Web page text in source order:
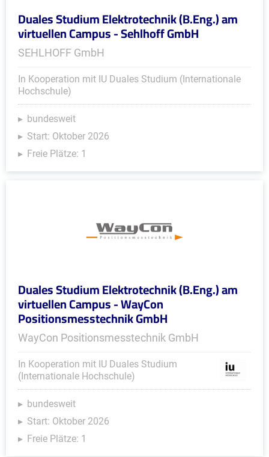
Duales Studium Elektrotechnik (B.Eng.) am
virtuellen Campus - Sehlhoff GmbH
SEHLHOFF GmbH
In Kooperation mit IU Duales Studium (Internationale
Hochschule)
bundesweit
Start: Oktober 2026
Freie Plätze: 1
Duales Studium Elektrotechnik (B.Eng.) am
virtuellen Campus - WayCon
Positionsmesstechnik GmbH
WayCon Positionsmesstechnik GmbH
In Kooperation mit IU Duales Studium
(Internationale Hochschule)
bundesweit
Start: Oktober 2026
Freie Plätze: 1